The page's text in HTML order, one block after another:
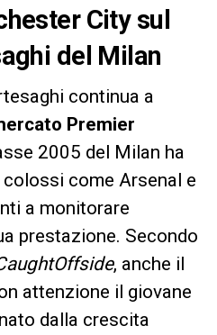
City sul
del Milan
continua a
Premier
2005 del Milan ha
come Arsenal e
a monitorare
prestazione. Secondo
, anche il
attenzione il giovane
dalla crescita